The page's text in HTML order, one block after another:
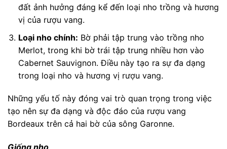
đất ảnh hưởng đáng kể đến loại nho trồng và hương
vị của rượu vang.
Loại nho chính: Bờ phải tập trung vào trồng nho
Merlot, trong khi bờ trái tập trung nhiều hơn vào
Cabernet Sauvignon. Điều này tạo ra sự đa dạng
trong loại nho và hương vị rượu vang.
Những yếu tố này đóng vai trò quan trọng trong việc
tạo nên sự đa dạng và độc đáo của rượu vang
Bordeaux trên cả hai bờ của sông Garonne.